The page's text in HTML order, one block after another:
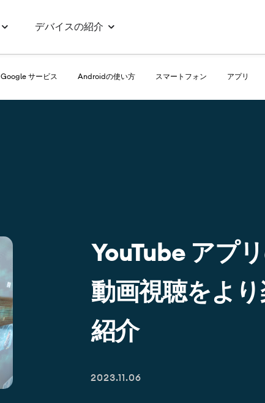
デバイスの紹介
Google サービス Androidの使い方 スマートフォン アプリ
YouTube アプ
動画視聴をよ
紹介
2023.11.06